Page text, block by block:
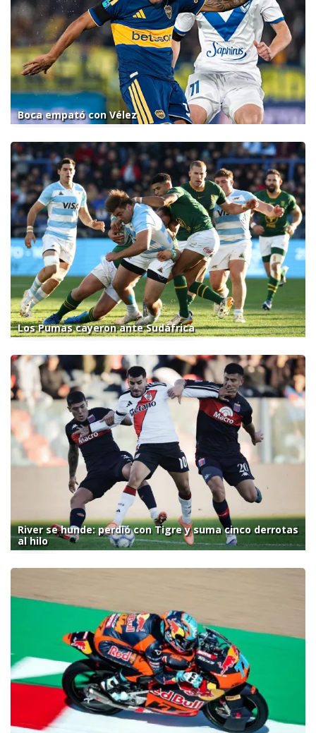
Boca empató con Vélez
Los Pumas cayeron ante Sudáfrica
River se hunde: perdió con Tigre y suma cinco derrotas
al hilo